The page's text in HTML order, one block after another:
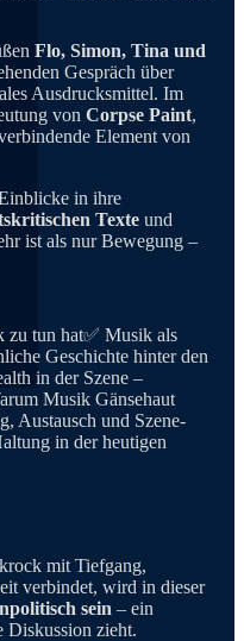
Flo, Simon, Tina und
Gespräch über
Ausdrucksmittel. Im
von Corpse Paint,
Element von
in ihre
Texte und
ist als nur Bewegung –
zu tun hat✅ Musik als
Geschichte hinter den
in der Szene –
Musik Gänsehaut
Austausch und Szene-
in der heutigen
mit Tiefgang,
verbindet, wird in dieser
sein – ein
Diskussion zieht.